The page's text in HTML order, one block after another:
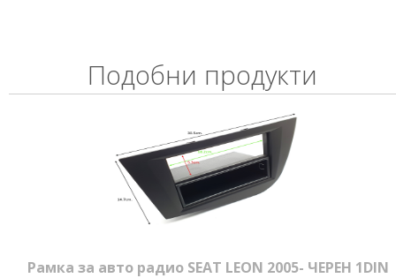
Подобни продукти
Рамка за авто радио SEAT LEON 2005- ЧЕРЕН 1DIN